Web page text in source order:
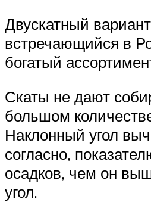
Двускатный
встречающийся в
богатый
Скаты не дают
большом
Наклонный угол
согласно,
осадков, чем он
угол.